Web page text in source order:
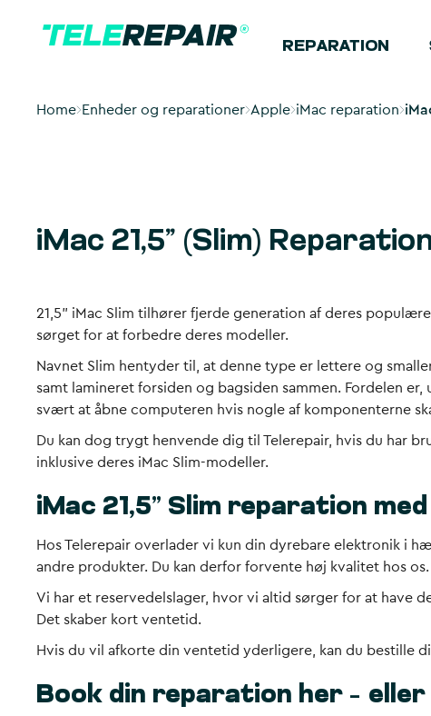
REPARATION
Home Enheder og reparationer Apple iMac reparation
iMac 21,5” (Slim)
21,5” iMac Slim tilhører fjerde generation af deres
sørget for at forbedre deres modeller.
Navnet Slim hentyder til, at denne type er lettere og
samt lamineret forsiden og bagsiden sammen. Fordelen
svært at åbne computeren hvis nogle af komponenterne
Du kan dog trygt henvende dig til Telerepair, hvis du har
inklusive deres iMac Slim-modeller.
iMac 21,5” Slim reparation
Hos Telerepair overlader vi kun din dyrebare elektronik i
andre produkter. Du kan derfor forvente høj kvalitet hos os.
Vi har et reservedelslager, hvor vi altid sørger for at have
Det skaber kort ventetid.
Hvis du vil afkorte din ventetid yderligere, kan du bestille
Book din reparation her –